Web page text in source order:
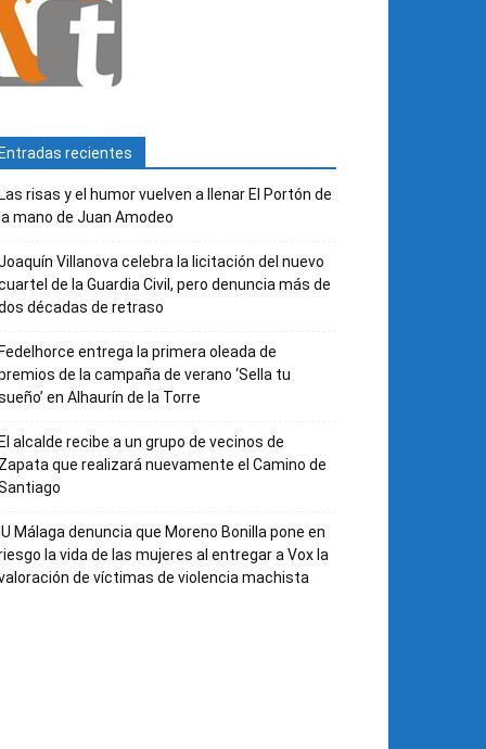
recientes
risas y el humor vuelven a llenar El Portón de
mano de Juan Amodeo
Villanova celebra la licitación del nuevo
de la Guardia Civil, pero denuncia más de
décadas de retraso
entrega la primera oleada de
de la campaña de verano ‘Sella tu
en Alhaurín de la Torre
alcalde recibe a un grupo de vecinos de
que realizará nuevamente el Camino de
Málaga denuncia que Moreno Bonilla pone en
la vida de las mujeres al entregar a Vox la
de víctimas de violencia machista